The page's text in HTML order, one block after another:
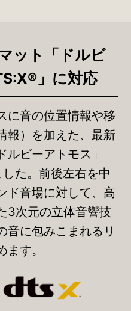
ット「ドルビ
」に対応
に音の位置情報や移
報）を加えた、最新
ビーアトモス」
した。前後左右を中
ド音場に対して、高
3次元の立体音響技
音に包みこまれるリ
す。